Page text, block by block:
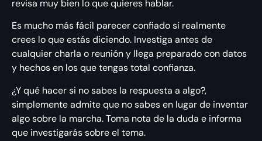
revisa muy bien lo que quieres hablar.
Es mucho más fácil parecer confiado si realmente
crees lo que estás diciendo. Investiga antes de
cualquier charla o reunión y llega preparado con datos
y hechos en los que tengas total confianza.
¿Y qué hacer si no sabes la respuesta a algo?,
simplemente admite que no sabes en lugar de inventar
algo sobre la marcha. Toma nota de la duda e informa
que investigarás sobre el tema.